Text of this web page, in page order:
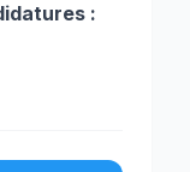
: